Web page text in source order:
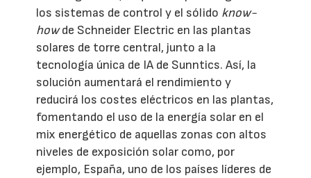
los sistemas de control y el sólido know-
howde Schneider Electric en las plantas
solares de torre central, junto a la
tecnología única de IA de Sunntics. Así, la
solución aumentará el rendimiento y
reducirá los costes eléctricos en las plantas,
fomentando el uso de la energía solar en el
mix energético de aquellas zonas con altos
niveles de exposición solar como, por
ejemplo, España, uno de los países líderes de